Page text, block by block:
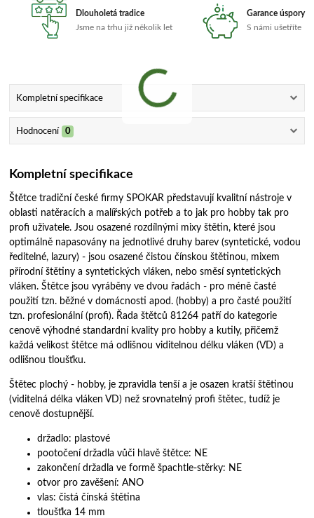
Dlouholetá tradice
Jsme na trhu již několik let
Garance úspory
S námi ušetříte
Kompletní specifikace
Hodnocení 0
Kompletní specifikace
Štětce tradiční české firmy SPOKAR představují kvalitní nástroje v
oblasti natěracích a malířských potřeb a to jak pro hobby tak pro
profi uživatele. Jsou osazené rozdílnými mixy štětin, které jsou
optimálně napasovány na jednotlivé druhy barev (syntetické, vodou
ředitelné, lazury) - jsou osazené čistou čínskou štětinou, mixem
přírodní štětiny a syntetických vláken, nebo směsí syntetických
vláken. Štětce jsou vyráběny ve dvou řadách - pro méně časté
použití tzn. běžné v domácnosti apod. (hobby) a pro časté použití
tzn. profesionální (profi). Řada štětců 81264 patří do kategorie
cenově výhodné standardní kvality pro hobby a kutily, přičemž
každá velikost štětce má odlišnou viditelnou délku vláken (VD) a
odlišnou tloušťku.
Štětec plochý - hobby, je zpravidla tenší a je osazen kratší štětinou
(viditelná délka vláken VD) než srovnatelný profi štětec, tudíž je
cenově dostupnější.
držadlo: plastové
pootočení držadla vůči hlavě štětce: NE
zakončení držadla ve formě špachtle-stěrky: NE
otvor pro zavěšení: ANO
vlas: čistá čínská štětina
tloušťka 14 mm